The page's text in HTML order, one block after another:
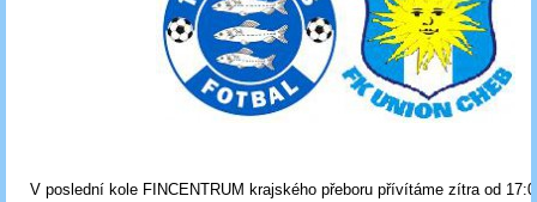
V poslední kole FINCENTRUM krajského přeboru přívítáme zítra od